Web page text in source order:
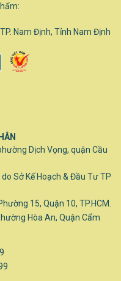
Nam Định, Tỉnh Nam Định
Dịch Vọng, quận Cầu
Sở Kế Hoạch & Đầu Tư TP
15, Quận 10, TP.HCM.
Hòa An, Quận Cẩm